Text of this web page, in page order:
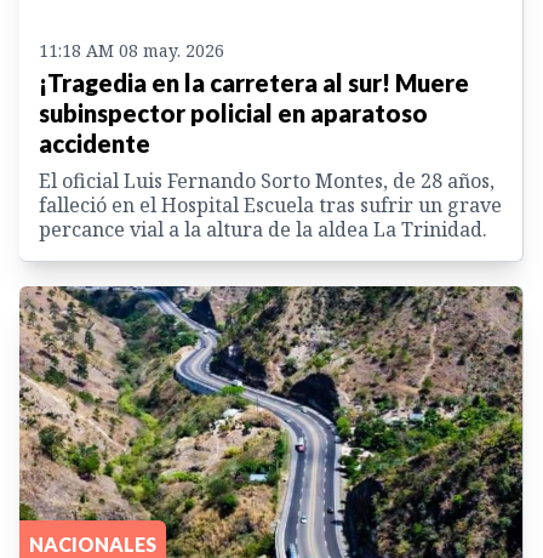
11:18 AM 08 may. 2026
¡Tragedia en la carretera al sur! Muere
subinspector policial en aparatoso
accidente
El oficial Luis Fernando Sorto Montes, de 28 años,
falleció en el Hospital Escuela tras sufrir un grave
percance vial a la altura de la aldea La Trinidad.
NACIONALES